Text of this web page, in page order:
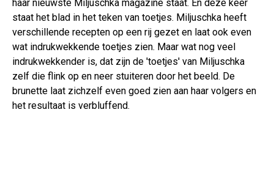
haar nieuwste Miljuschka magazine staat. En deze keer
staat het blad in het teken van toetjes. Miljuschka heeft
verschillende recepten op een rij gezet en laat ook even
wat indrukwekkende toetjes zien. Maar wat nog veel
indrukwekkender is, dat zijn de 'toetjes' van Miljuschka
zelf die flink op en neer stuiteren door het beeld. De
brunette laat zichzelf even goed zien aan haar volgers en
het resultaat is verbluffend.